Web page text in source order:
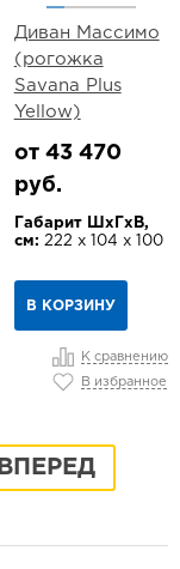
Диван Массимо
(рогожка
Savana Plus
Yellow)
от 43 470
руб.
Габарит ШхГхВ,
см: 222 х 104 х 100
В КОРЗИНУ
К сравнению
В избранное
ВПЕРЕД